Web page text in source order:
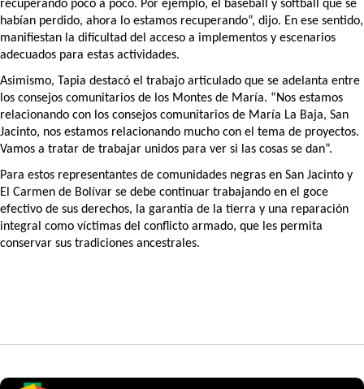
recuperando poco a poco. Por ejemplo, el baseball y softball que se
habían perdido, ahora lo estamos recuperando”, dijo. En ese sentido,
manifiestan la dificultad del acceso a implementos y escenarios
adecuados para estas actividades.
Asimismo, Tapia destacó el trabajo articulado que se adelanta entre
los consejos comunitarios de los Montes de María. “Nos estamos
relacionando con los consejos comunitarios de María La Baja, San
Jacinto, nos estamos relacionando mucho con el tema de proyectos.
Vamos a tratar de trabajar unidos para ver si las cosas se dan”.
Para estos representantes de comunidades negras en San Jacinto y
El Carmen de Bolívar se debe continuar trabajando en el goce
efectivo de sus derechos, la garantía de la tierra y una reparación
integral como víctimas del conflicto armado, que les permita
conservar sus tradiciones ancestrales.